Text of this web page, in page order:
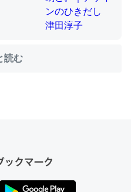
の父67歳と僕。ITツール導入で
た｜tayorini by LIFULL介護
父67歳と僕。ITツール導入で
た｜tayorini by LIFULL介護
読む